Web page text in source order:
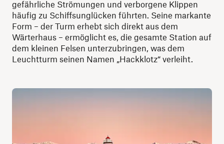
gefährliche Strömungen und verborgene Klippen
häufig zu Schiffsunglücken führten. Seine markante
Form – der Turm erhebt sich direkt aus dem
Wärterhaus – ermöglicht es, die gesamte Station auf
dem kleinen Felsen unterzubringen, was dem
Leuchtturm seinen Namen „Hackklotz“ verleiht.